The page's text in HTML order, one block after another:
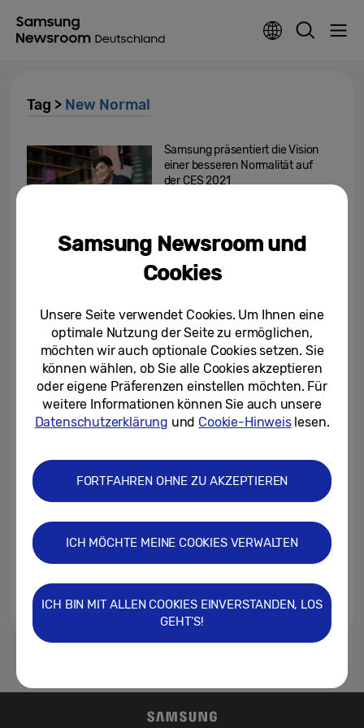
Tag > New Normal
Samsung präsentiert die Vision
einer besseren Normalität auf
der CES 2021
[Video] A better Normal for all –
Samsung Electronics zeigt CES
2021-Trailer
04.01.2021
Vernetzt in Deutschland:
Samsung analysiert
Entwicklungen beim Leben...
17.12.2020
TV* in einem: Samsung
präsentiert den Smart Monitor
Samsung Newsroom und
Cookies
Unsere Seite verwendet Cookies. Um Ihnen eine
optimale Nutzung der Seite zu ermöglichen,
möchten wir auch optionale Cookies setzen. Sie
können wählen, ob Sie alle Cookies akzeptieren
oder eigene Präferenzen einstellen möchten. Für
weitere Informationen können Sie auch unsere
Datenschutzerklärung und Cookie-Hinweislesen.
FORTFAHREN OHNE ZU AKZEPTIEREN
ICH MÖCHTE MEINE COOKIES VERWALTEN
ICH BIN MIT ALLEN COOKIES EINVERSTANDEN, LOS
GEHT'S!